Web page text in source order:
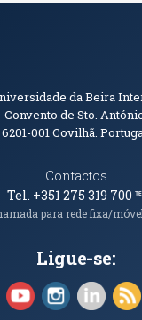
deda Beira
Convento de Sto.
6201-001Covilhã.
Contactos
Tel. +351 275 319 700
para rede fixa/
Ligue-se:
(abre em nova
(abre em nova janela)
YouTube (abre
Instagram